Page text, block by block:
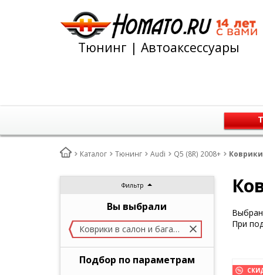
Тюнинг | Автоаксессуары
Каталог Тюнинг Audi Q5 (8R) 2008+ Коврики
Фильтр
Вы выбрали
Коврики в салон и багажник
Подбор по параметрам
Выбран
При